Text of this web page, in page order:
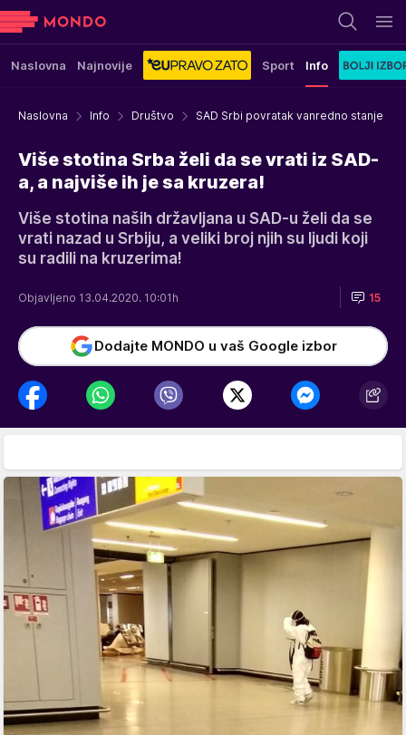
Naslovna Najnovije Sport Info
Naslovna Info Društvo SAD Srbi povratak vanredno stanje
Više stotina Srba želi da se vrati iz SAD-
a, a najviše ih je sa kruzera!
Više stotina naših državljana u SAD-u želi da se
vrati nazad u Srbiju, a veliki broj njih su ljudi koji
su radili na kruzerima!
Objavljeno 13.04.2020. 10:01h 15
Dodajte MONDO u vaš Google izbor